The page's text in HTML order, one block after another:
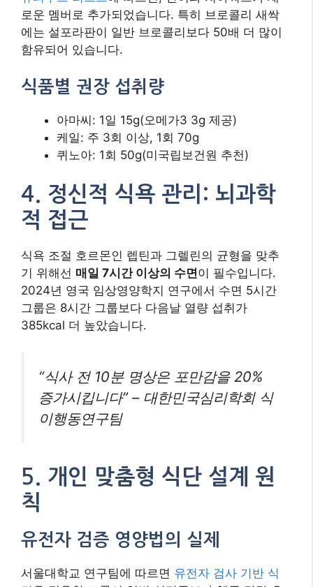
로운 멤버로 추가되었습니다. 특히 브로콜리 새싹
에는 설포라판이 일반 브로콜리보다 50배 더 많이
함유되어 있습니다.
식품별 권장 섭취량
아마씨: 1일 15g(오메가3 3g 제공)
케일: 주 3회 이상, 1회 70g
퀴노아: 1회 50g(미국립보건원 추천)
4. 정신적 식욕 관리: 뇌과학
적 접근
식욕 조절 호르몬인 렙틴과 그렐린의 균형을 맞추
기 위해선 매일 7시간 이상의 수면이 필수입니다.
2024년 영국 임상영양학지 연구에서 수면 5시간
그룹은 8시간 그룹보다 다음날 열량 섭취가
385kcal 더 높았습니다.
“식사 전 10분 명상은 포만감을 20%
증가시킵니다” – 대한민국심리학회 식
이행동연구팀
5. 개인 맞춤형 식단 설계 원
칙
유전자 검증 영양법의 실제
서울대학교 연구팀에 따르면 유전자 검사 기반 식